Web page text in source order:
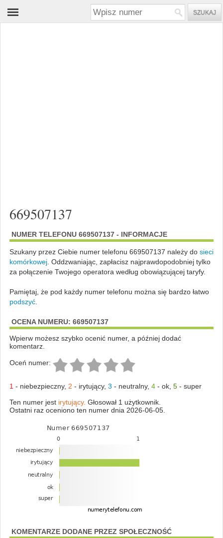
669507137
NUMER TELEFONU 669507137 - INFORMACJE
Szukany przez Ciebie numer telefonu 669507137 należy do sieci
komórkowej. Oddzwaniając, zapłacisz najprawdopodobniej tylko
za połączenie Twojego operatora według obowiązującej taryfy.
Pamiętaj, że pod każdy numer telefonu można się bardzo łatwo
podszyć.
OCENA NUMERU: 669507137
Wpierw możesz szybko ocenić numer, a później dodać
komentarz.
Oceń numer:
1 - niebezpieczny, 2 - irytujący, 3 - neutralny, 4- ok, 5- super
Ten numer jest irytujący. Głosował 1 użytkownik.
Ostatni raz oceniono ten numer dnia 2026-06-05.
KOMENTARZE DODANE PRZEZ SPOŁECZNOŚĆ